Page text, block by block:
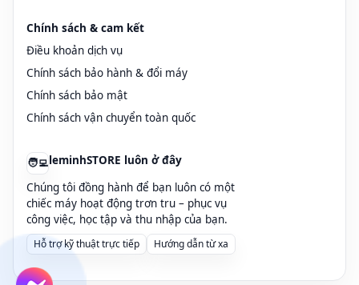
Chính sách & cam kết
Điều khoản dịch vụ
Chính sách bảo hành & đổi máy
Chính sách bảo mật
Chính sách vận chuyển toàn quốc
🧑‍💻leminhSTORE luôn ở đây
Chúng tôi đồng hành để bạn luôn có một
chiếc máy hoạt động trơn tru – phục vụ
công việc, học tập và thu nhập của bạn.
Hỗ trợ kỹ thuật trực tiếp Hướng dẫn từ xa